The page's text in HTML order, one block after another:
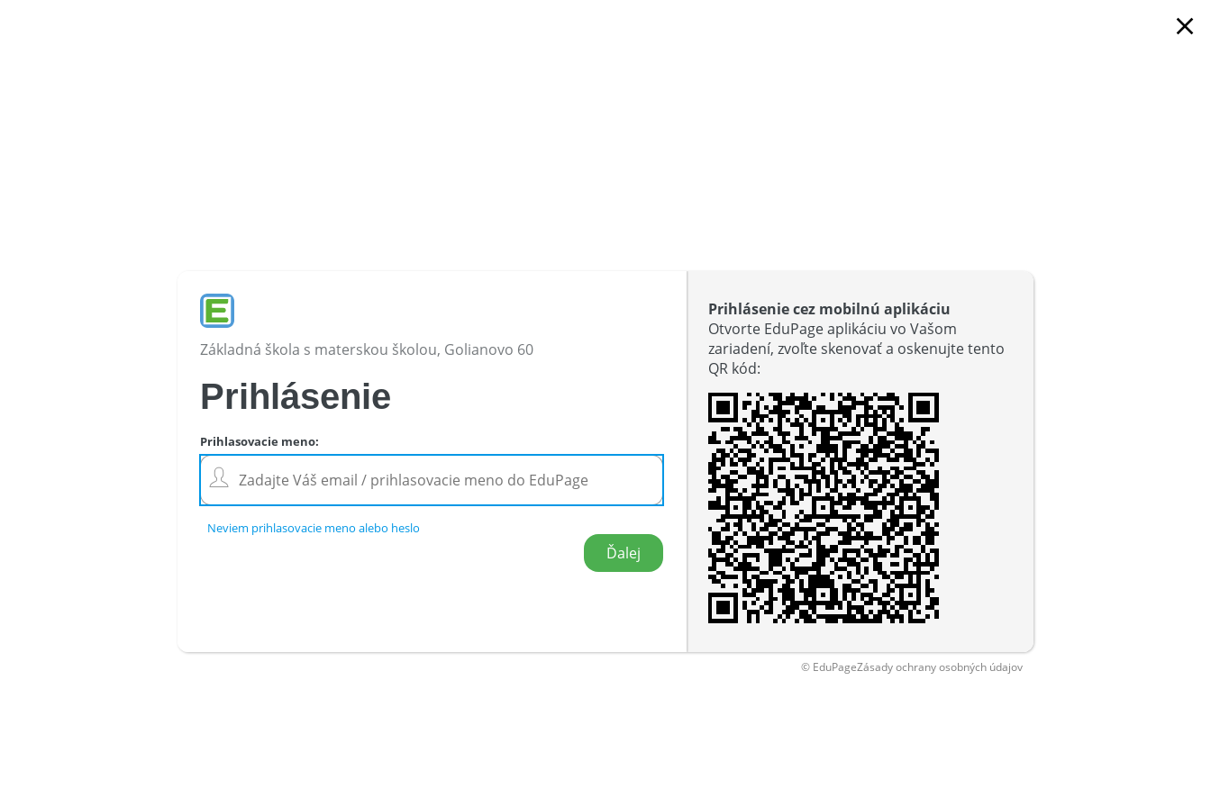
Základná škola s materskou školou, Golianovo 60
close
Prihlásenie
Prihlasovacie meno:
Neviem prihlasovacie meno alebo heslo
Prihlásenie cez mobilnú aplikáciu
Otvorte EduPage aplikáciu vo Vašom
zariadení, zvoľte skenovať a oskenujte tento
QR kód:
© EduPageZásady ochrany osobných údajov